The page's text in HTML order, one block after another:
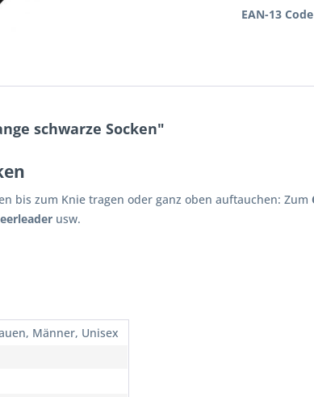
EAN-13 Code
schwarze Socken"
bis zum Knie tragen oder ganz oben auftauchen: Zum
usw.
Männer, Unisex